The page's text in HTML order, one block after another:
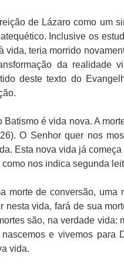
de Lázaro como um
Inclusive os
vida, teria morrido
da realidade
deste texto do
é vida nova. A
O Senhor quer nos
Esta nova vida já
nos indica segunda
morte de conversão,
nesta vida, fará de sua
são, na verdade
e vivemos para
vida.